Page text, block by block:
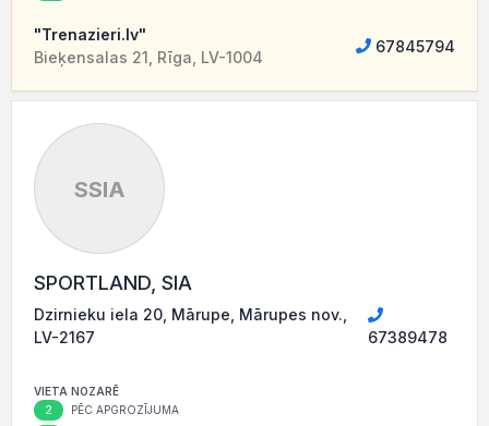
"Trenazieri.lv"
Bieķensalas 21, Rīga, LV-1004
67845794
SSIA
SPORTLAND, SIA
Dzirnieku iela 20, Mārupe, Mārupes nov.,
LV-2167
67389478
VIETA NOZARĒ
2 PĒC APGROZĪJUMA